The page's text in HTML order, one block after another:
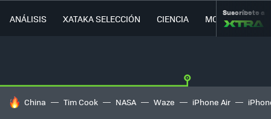
ANÁLISIS XATAKA SELECCIÓN CIENCIA MOVILIDAD
Suscríbete a
HOY SE HABLA DE
China Tim Cook NASA Waze iPhone Air